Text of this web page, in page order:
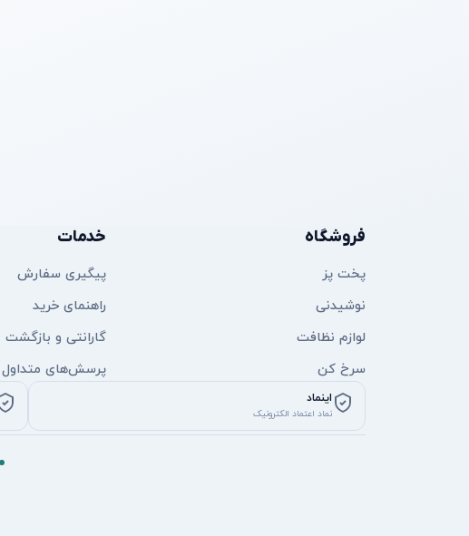
فروشگاه
پخت پز
نوشیدنی
لوازم نظافت
سرخ کن
خدمات
پیگیری سفارش
راهنمای خرید
گارانتی و بازگشت
پرسش‌های متداول
اینماد
نماد اعتماد الکترونیک